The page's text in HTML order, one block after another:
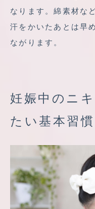
なります。綿素材な
汗をかいたあとは早
ながります。
妊娠中のニ
たい基本習慣